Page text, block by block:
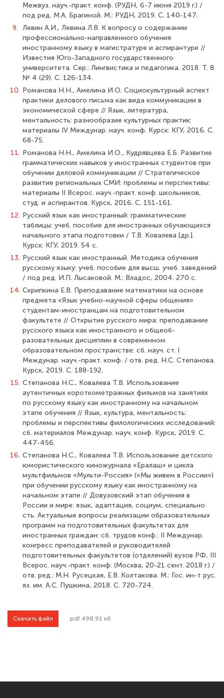
Межвуз. науч.-практ. конф. (РУДН, 6-7 июня 2019 г.) /
под ред. М.А. Брагиной. М.: РУДН, 2019. С. 140-147.
9. Левин А.И., Левина Л.В. К вопросу о содержании
профессионально-направ­ленного обучения
иностранному языку в магистратуре и аспирантуре //
Известия Юго-Западного государственного
университета. Сер.: Лингвистика и педагогика. 2018. Т. 8.
№ 4 (29). С. 126-134.
10. Романова Н.Н., Амелина И.О. Социокультурный аспект
практики делового письма как вида коммуникации в
экономической сфере // Язык, литература,
ментальность: разнообразие культурных практик:
материалы IV Междунар. науч. конф. Курск: КГУ, 2016. С.
68-75.
11. Романова Н.Н., Амелина И.О., Кудрявцева Е.Б. Развитие
грамматических навыков у иностранных студентов при
обучении деловой коммуникации // Стратеги­ческое
развитие региональных СМИ: проблемы и перспективы:
материалы II Всерос. науч.-практ. конф. школьников,
студ. и аспирантов. Курск, 2016. С. 151-161.
12. Русский язык как иностранный: грамматические
таблицы: учеб. пособие для иностранных обучающихся
начального этапа подготовки / Т.В. Ковалева [др.].
Курск: КГУ, 2019. 54 с.
13. Русский язык как иностранный. Методика обучения
русскому языку: учеб. пособие для высш. учеб. заведений
/ под ред. И.П. Лысаковой. М.: Владос, 2004. 270 с.
14. Скрипкина Е.В. Преподавание математики на основе
предмета «Язык учебно-на­учной сферы общения»
студентам-иностранцам на подготовительном
факультете // Открытие русского мира: преподавание
русского языка как иностранного и общеоб­
разовательных дисциплин в современном
образовательном пространстве: сб. науч. ст. I
Междунар. науч.-практ. конф. / отв. ред. Н.С. Степанова.
Курск, 2019. С. 188-192.
15. Степанова Н.С., Ковалева Т.В. Использование
аутентичных короткометраж­ных фильмов на занятиях
по русскому языку как иностранному на начальном
этапе обучения // Язык, культура, ментальность:
проблемы и перспективы филологических исследований:
сб. материалов Междунар. науч. конф. Курск, 2019. С.
447-456.
16. Степанова Н.С., Ковалева Т.В. Использование детского
юмористического киножурнала «Ералаш» и цикла
мультфильмов «Мульти-Россия» («Мы живем в Рос­сии»)
при обучении русскому языку как иностранному на
начальном этапе // Дову­зовский этап обучения в
России и мире: язык, адаптация, социум, специально
сть. Актуальные вопросы реализации образовательных
программ на подготовительных факультетах для
иностранных граждан: сб. трудов конф.: II Междунар.
конгресс пре­подавателей и руководителей
подготовительных факультетов (отделений) вузов РФ, III
Всерос. науч.-практ. конф. (Москва, 20-21 сент. 2018 г.) /
отв. ред.: М.Н. Русецкая, Е.В. Колтакова. М.: Гос. ин-т рус.
яз. им. А.С. Пушкина, 2018. С. 720-724.
Скачать файл .pdf 498.91 кб